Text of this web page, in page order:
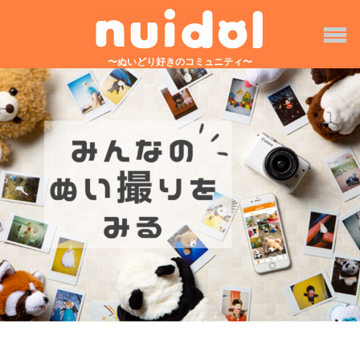
〜ぬいどり好きのコミュニティ〜
TOP
みんなの投稿
nuidolとは？
イベント
Q&A
アプリをダウンロード